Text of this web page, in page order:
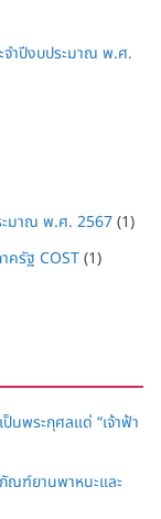
จำปีงบประมาณ พ.ศ.
ะมาณ พ.ศ. 2567(1)
ครัฐ COST(1)
พระกุศลแด่ “เจ้าฟ้า
ภัณฑ์ยานพาหนะและ